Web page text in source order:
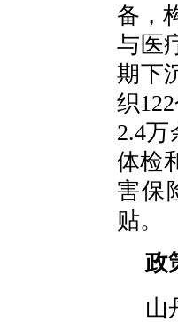
备，
与医
期下
织
2.4
体检
害保
贴。
政
山